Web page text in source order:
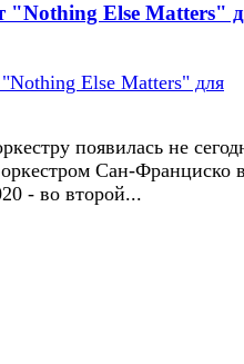
"Nothing Else Matters"
появилась не
Сан-Франциско
- во второй...